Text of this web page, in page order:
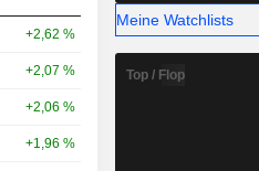
+2,62 %
+2,07 %
+2,06 %
+1,96 %
Meine Watchlists
Top / Flop